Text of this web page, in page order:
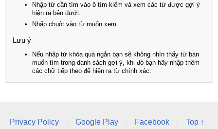
Nhập từ cần tìm vào ô tìm kiếm và xem các từ được gợi ý
hiện ra bên dưới.
Nhấp chuột vào từ muốn xem.
Lưu ý
Nếu nhập từ khóa quá ngắn bạn sẽ không nhìn thấy từ bạn
muốn tìm trong danh sách gợi ý, khi đó bạn hãy nhập thêm
các chữ tiếp theo để hiện ra từ chính xác.
Privacy Policy Google Play Facebook Top ↑